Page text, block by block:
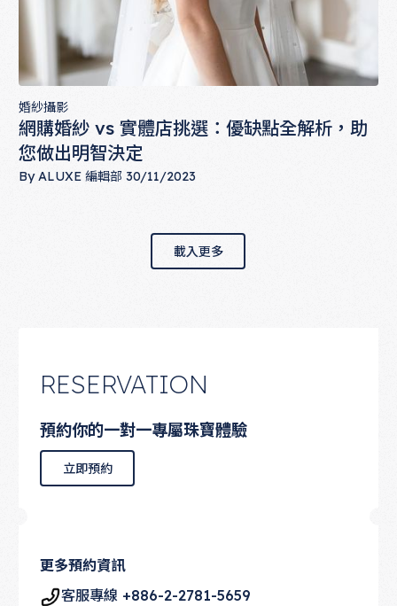
婚紗攝影
網購婚紗 vs 實體店挑選：優缺點全解析，助
您做出明智決定
ByALUXE 編輯部30/11/2023
載入更多
載入更多
RESERVATION
預約你的一對一專屬珠寶體驗
立即預約
立即預約
更多預約資訊
客服專線 +886-2-2781-5659